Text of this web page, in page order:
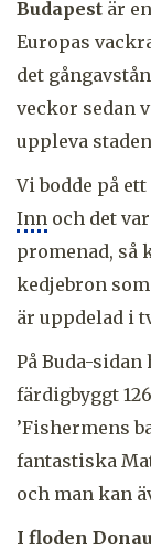
Budapest är
Europas
det
veckor sedan
uppleva
Vi bodde på
Inn och det
promenad, så
kedjebron
är uppdelad i
På Buda-
färdigbyggt
’Fishermens
fantastiska
och man kan
I floden Donau